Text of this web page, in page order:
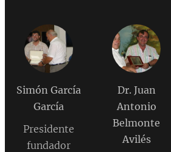
Simón García
García
Presidente
fundador
Dr. Juan
Antonio
Belmonte
Avilés